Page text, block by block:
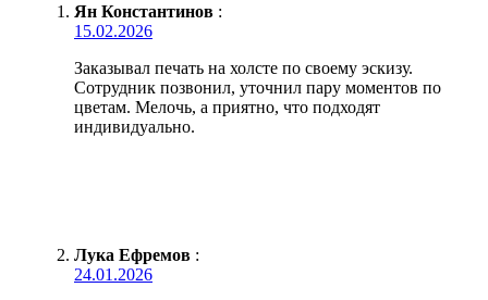
Ян Константинов :
15.02.2026
Заказывал печать на холсте по своему эскизу.
Сотрудник позвонил, уточнил пару моментов по
цветам. Мелочь, а приятно, что подходят
индивидуально.
Лука Ефремов :
24.01.2026